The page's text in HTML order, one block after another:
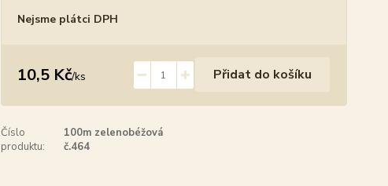
Nejsme plátci DPH
10,5 Kč/ks Přidat do košíku
Číslo
produktu:
100m zelenobéžová
č.464